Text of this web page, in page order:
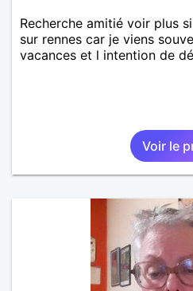
Recherche amitié voir plus
sur rennes car je viens
vacances et l intention de
Voir le